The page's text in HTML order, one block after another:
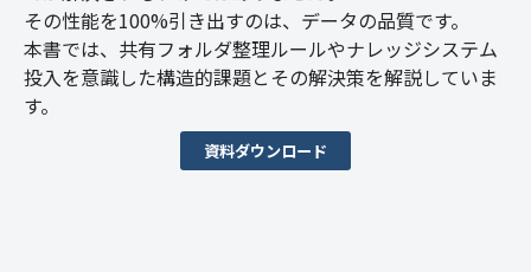
その性能を100%引き出すのは、データの品質です。
本書では、共有フォルダ整理ルールやナレッジシステム
投入を意識した構造的課題とその解決策を解説していま
す。
資料ダウンロード